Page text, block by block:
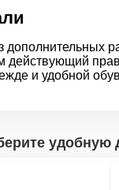
дополнительных
действующий
и удобной
удобную